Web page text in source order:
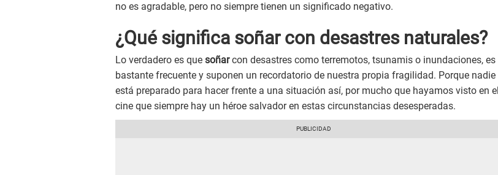
no es agradable, pero no siempre tienen un significado negativo.
¿Qué significa soñar con desastres naturales?
Lo verdadero es que soñarcon desastres como terremotos, tsunamis o inundaciones, es
bastante frecuente y suponen un recordatorio de nuestra propia fragilidad. Porque nadie
está preparado para hacer frente a una situación así, por mucho que hayamos visto en el
cine que siempre hay un héroe salvador en estas circunstancias desesperadas.